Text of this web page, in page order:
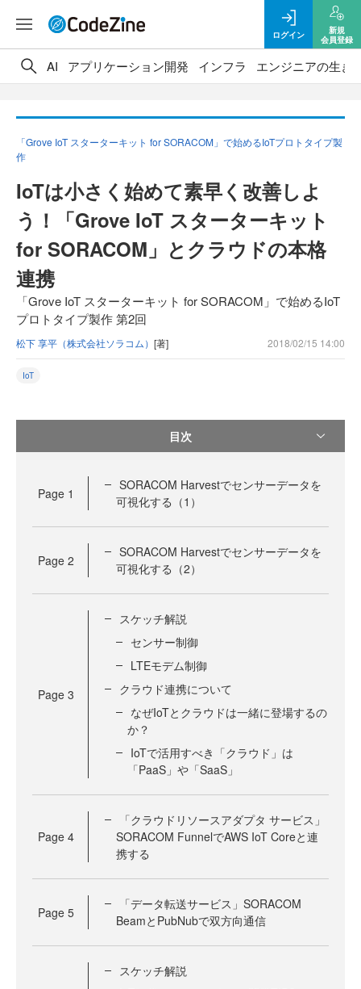
ログイン
新規
会員登録
AI アプリケーション開発 インフラ エンジニアの生き
「Grove IoT スターターキット for SORACOM」で始めるIoTプロトタイプ製
作
IoTは小さく始めて素早く改善しよ
う！「Grove IoT スターターキット
for SORACOM」とクラウドの本格
連携
「Grove IoT スターターキット for SORACOM」で始めるIoT
プロトタイプ製作 第2回
松下 享平（株式会社ソラコム） [著] 2018/02/15 14:00
IoT
目次
Page 1
SORACOM Harvestでセンサーデータを
可視化する（1）
Page 2
SORACOM Harvestでセンサーデータを
可視化する（2）
Page 3
スケッチ解説
センサー制御
LTEモデム制御
クラウド連携について
なぜIoTとクラウドは一緒に登場するの
か？
IoTで活用すべき「クラウド」は
「PaaS」や「SaaS」
Page 4
「クラウドリソースアダプタ サービス」
SORACOM FunnelでAWS IoT Coreと連
携する
Page 5
「データ転送サービス」SORACOM
BeamとPubNubで双方向通信
スケッチ解説